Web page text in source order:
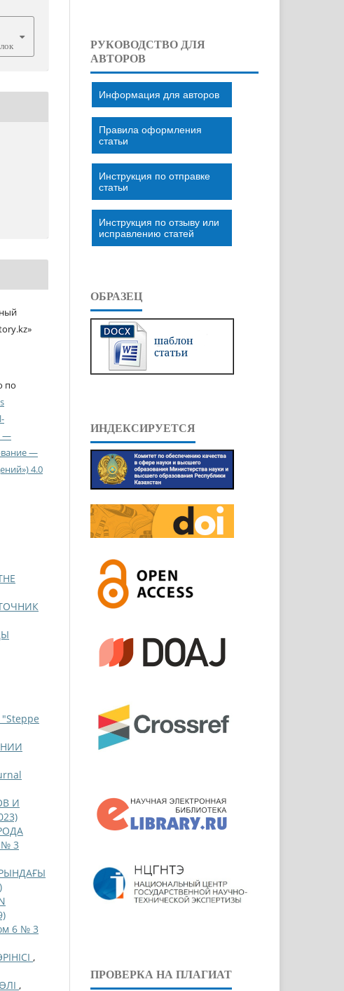
по
—
—
4.0
И
№ 3
6 № 3
,
,
РУКОВОДСТВО ДЛЯ
АВТОРОВ
Информация для авторов
Правила оформления
статьи
Инструкция по отправке
статьи
Инструкция по отзыву или
исправлению статей
ОБРАЗЕЦ
ИНДЕКСИРУЕТСЯ
ПРОВЕРКА НА ПЛАГИАТ